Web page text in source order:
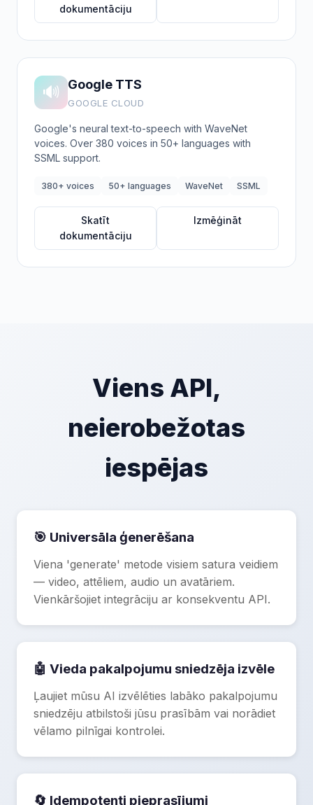
dokumentāciju
🔊 Google TTS
GOOGLE CLOUD
Google's neural text-to-speech with WaveNet
voices. Over 380 voices in 50+ languages with
SSML support.
380+ voices 50+ languages WaveNet SSML
Skatīt
dokumentāciju
Izmēģināt
Viens API,
neierobežotas
iespējas
🎯 Universāla ģenerēšana
Viena 'generate' metode visiem satura veidiem
— video, attēliem, audio un avatāriem.
Vienkāršojiet integrāciju ar konsekventu API.
🤖 Vieda pakalpojumu sniedzēja izvēle
Ļaujiet mūsu AI izvēlēties labāko pakalpojumu
sniedzēju atbilstoši jūsu prasībām vai norādiet
vēlamo pilnīgai kontrolei.
🔄 Idempotenti pieprasījumi